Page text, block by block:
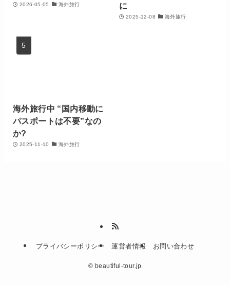
2026-05-05 海外旅行
に
2025-12-08 海外旅行
海外旅行中 “国内移動に
パスポートは不要”なの
か?
2025-11-10 海外旅行
プライバシーポリシー 運営者情報 お問い合わせ
© beautiful-tour.jp